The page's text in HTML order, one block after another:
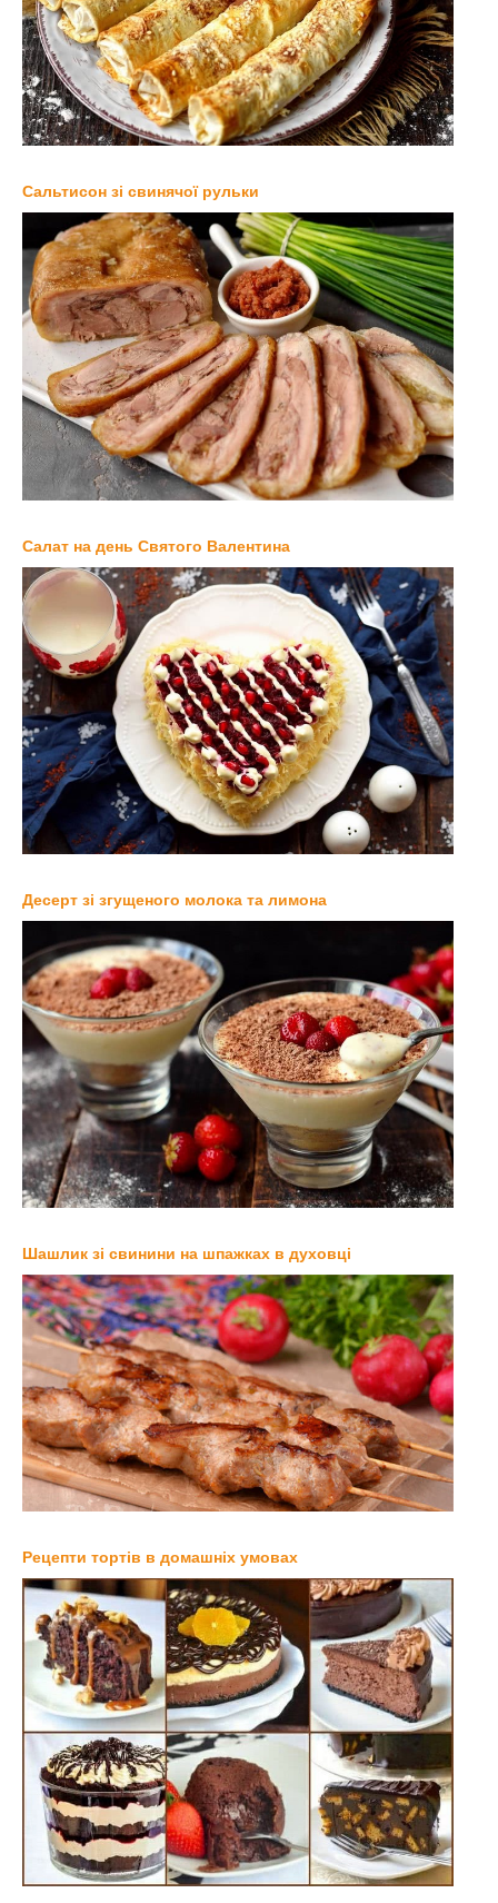
Сальтисон зі свинячої рульки
Салат на день Святого Валентина
Десерт зі згущеного молока та лимона
Шашлик зі свинини на шпажках в духовці
Рецепти тортів в домашніх умовах